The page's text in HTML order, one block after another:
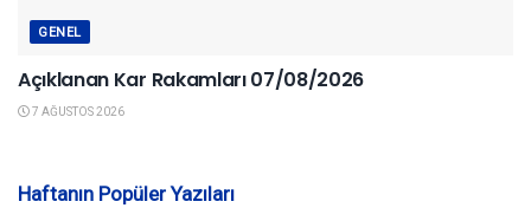
GENEL
Açıklanan Kar Rakamları 07/08/2026
7 AĞUSTOS 2026
Haftanın Popüler Yazıları